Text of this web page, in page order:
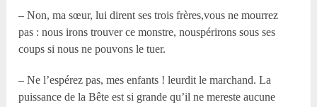
– Non, ma sœur, lui dirent ses trois frères,vous ne mourrez
pas : nous irons trouver ce monstre, nouspérirons sous ses
coups si nous ne pouvons le tuer.
– Ne l’espérez pas, mes enfants ! leurdit le marchand. La
puissance de la Bête est si grande qu’il ne mereste aucune